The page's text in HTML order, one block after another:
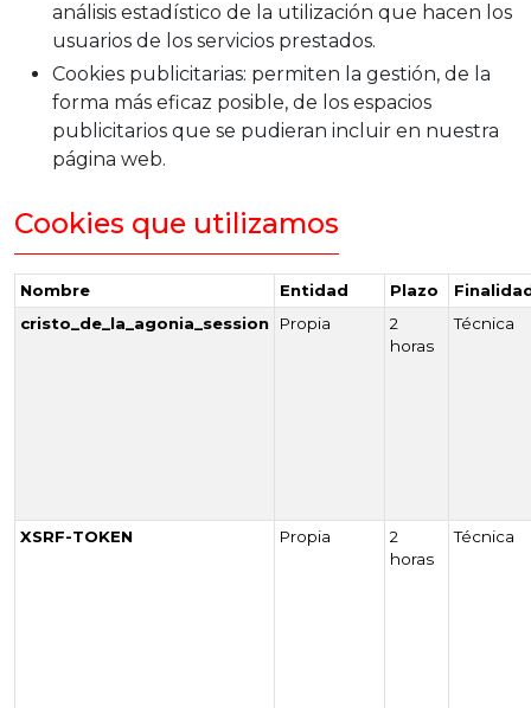
análisis estadístico de la utilización que hacen los
usuarios de los servicios prestados.
Cookies publicitarias: permiten la gestión, de la
forma más eficaz posible, de los espacios
publicitarios que se pudieran incluir en nuestra
página web.
Cookies que utilizamos
Nombre Entidad Plazo
cristo_de_la_agonia_session
Propia
2
horas
Técnica
XSRF-TOKEN Propia
2
horas
Técnica